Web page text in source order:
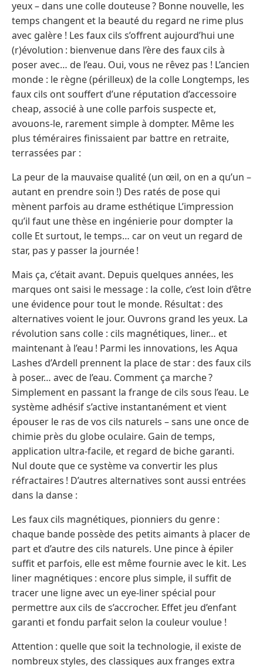
yeux – dans une colle douteuse ? Bonne nouvelle, les
temps changent et la beauté du regard ne rime plus
avec galère ! Les faux cils s’offrent aujourd’hui une
(r)évolution : bienvenue dans l’ère des faux cils à
poser avec… de l’eau. Oui, vous ne rêvez pas ! L’ancien
monde : le règne (périlleux) de la colle Longtemps, les
faux cils ont souffert d’une réputation d’accessoire
cheap, associé à une colle parfois suspecte et,
avouons-le, rarement simple à dompter. Même les
plus téméraires finissaient par battre en retraite,
terrassées par :
La peur de la mauvaise qualité (un œil, on en a qu’un –
autant en prendre soin !) Des ratés de pose qui
mènent parfois au drame esthétique L’impression
qu’il faut une thèse en ingénierie pour dompter la
colle Et surtout, le temps… car on veut un regard de
star, pas y passer la journée !
Mais ça, c’était avant. Depuis quelques années, les
marques ont saisi le message : la colle, c’est loin d’être
une évidence pour tout le monde. Résultat : des
alternatives voient le jour. Ouvrons grand les yeux. La
révolution sans colle : cils magnétiques, liner… et
maintenant à l’eau ! Parmi les innovations, les Aqua
Lashes d’Ardell prennent la place de star : des faux cils
à poser… avec de l’eau. Comment ça marche ?
Simplement en passant la frange de cils sous l’eau. Le
système adhésif s’active instantanément et vient
épouser le ras de vos cils naturels – sans une once de
chimie près du globe oculaire. Gain de temps,
application ultra-facile, et regard de biche garanti.
Nul doute que ce système va convertir les plus
réfractaires ! D’autres alternatives sont aussi entrées
dans la danse :
Les faux cils magnétiques, pionniers du genre :
chaque bande possède des petits aimants à placer de
part et d’autre des cils naturels. Une pince à épiler
suffit et parfois, elle est même fournie avec le kit. Les
liner magnétiques : encore plus simple, il suffit de
tracer une ligne avec un eye-liner spécial pour
permettre aux cils de s’accrocher. Effet jeu d’enfant
garanti et fondu parfait selon la couleur voulue !
Attention : quelle que soit la technologie, il existe de
nombreux styles, des classiques aux franges extra